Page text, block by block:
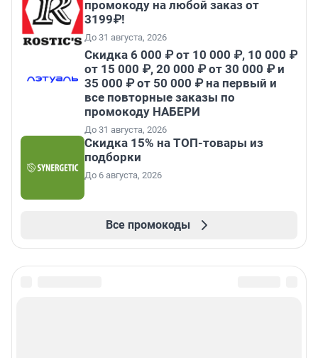
промокоду на любой заказ от
3199₽!
До 31 августа, 2026
Скидка 6 000 ₽ от 10 000 ₽, 10 000 ₽
от 15 000 ₽, 20 000 ₽ от 30 000 ₽ и
35 000 ₽ от 50 000 ₽ на первый и
все повторные заказы по
промокоду НАБЕРИ
До 31 августа, 2026
Скидка 15% на ТОП-товары из
подборки
До 6 августа, 2026
Все промокоды